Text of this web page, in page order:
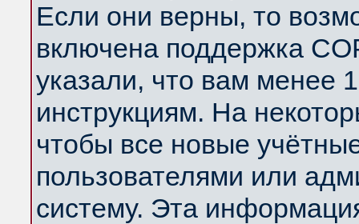
Если они верны, то
включена поддержка
указали, что вам менее
инструкциям. На
чтобы все новые
пользователями или
систему. Эта